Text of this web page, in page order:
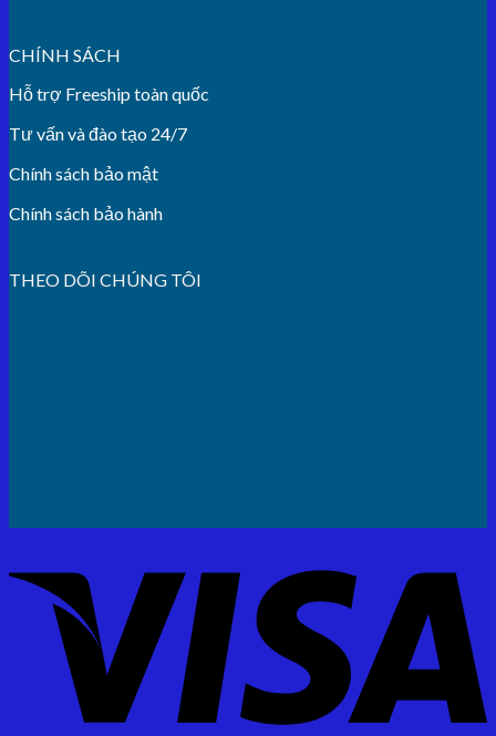
CHÍNH SÁCH
Hỗ trợ Freeship toàn quốc
Tư vấn và đào tạo 24/7
Chính sách bảo mật
Chính sách bảo hành
THEO DÕI CHÚNG TÔI